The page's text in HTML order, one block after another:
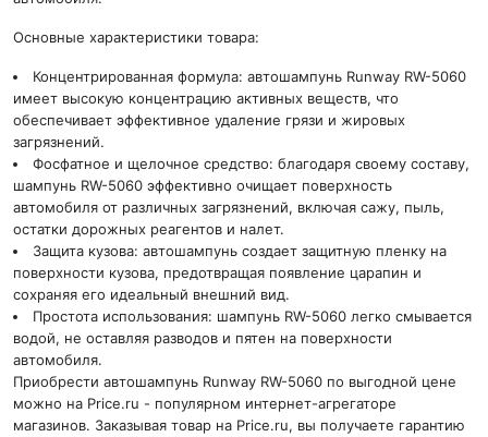
Основные характеристики товара:
Концентрированная формула: автошампунь Runway RW-5060
имеет высокую концентрацию активных веществ, что
обеспечивает эффективное удаление грязи и жировых
загрязнений.
Фосфатное и щелочное средство: благодаря своему составу,
шампунь RW-5060 эффективно очищает поверхность
автомобиля от различных загрязнений, включая сажу, пыль,
остатки дорожных реагентов и налет.
Защита кузова: автошампунь создает защитную пленку на
поверхности кузова, предотвращая появление царапин и
сохраняя его идеальный внешний вид.
Простота использования: шампунь RW-5060 легко смывается
водой, не оставляя разводов и пятен на поверхности
автомобиля.
Приобрести автошампунь Runway RW-5060 по выгодной цене
можно на Price.ru - популярном интернет-агрегаторе
магазинов. Заказывая товар на Price.ru, вы получаете гарантию